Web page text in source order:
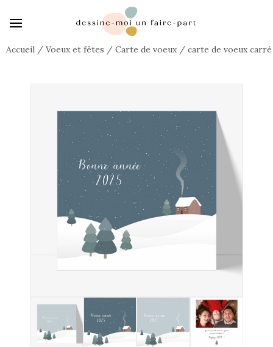
Accueil / Voeux et fêtes / Carte de voeux/ carte de voeux carré